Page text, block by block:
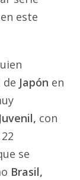
este
de Japón en
con
se
Brasil,